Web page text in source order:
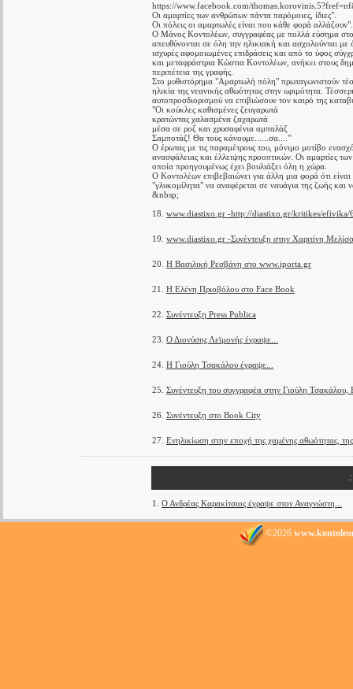
https://www.facebook.com/
Οι αμαρτίες των ανθρώπων πάντα παρόμοιες, ίδιες".
Οι πόλεις οι αμαρτωλές είναι που κάθε φορά αλλάζουν".
Ο Μάνος Κοντολέων, συγγραφέας με πολλά εύσημα στο
απευθύνονται σε όλη την ηλικιακή και ασχολούνται
ισχυρές αφομοιωμένες επιδράσεις και από το ύφος
και μεταφράστρια Κώστια Κοντολέων, ανήκει στους
περιπέτεια της γραφής.
Στο μυθιστόρημα "Αμαρτωλή πόλη" πρωταγωνιστούν
ηλικία της νεανικής αθωότητας στην ωριμότητα.
αυτοπροσδιορισμού να επιβιώσουν τον καιρό της
"Οι κούκλες καθισμένες ζευγαρωτά
κρατώντας χαλασμένα ζαχαρωτά
μέσα σε ροζ και χρυσαφένια αμπαλάζ
Σαμποτάζ! Θα τους κάνουμε......σα...."
Ο έρωτας με τις παραμέτρους του, μόνιμο μοτίβο
ανασφάλειας και έλλειψης προοπτικών. Οι αμαρτίες
οποία προηγουμένως έχει βουλιάξει όλη η χώρα.
Ο Κοντολέων επιβεβαιώνει για άλλη μια φορά ότι
"γλυκομίλητα" να αναφέρεται σε ναυάγια της ζωής και
&nbsp;
18. www.diastixo.gr -http://diastixo.gr/kritikes/
19. www.diastixo.gr -Συνέντευξη στην Χαριτίνη
20. Η Βασιλική Ρεσβάνη στο www.iporta.gr
21. Η Ελένη Πριοβόλου στο Face Book
22. Συνέντευξη Press Publica
23. Ο Διονύσης Λεϊμονής έγραψε...
24. Η Γιούλη Τσακάλου έγραψε...
25. Συνέντευξη του συγγραφέα στην Γιούλη
26. Συνέντευξη στο Book City
27. Ενηλικίωση στην εποχή της χαμένης αθωότητας,
1. Ο Ανδρέας Καρακίτσιος έγραψε στον Αναγνώστη...
©2026